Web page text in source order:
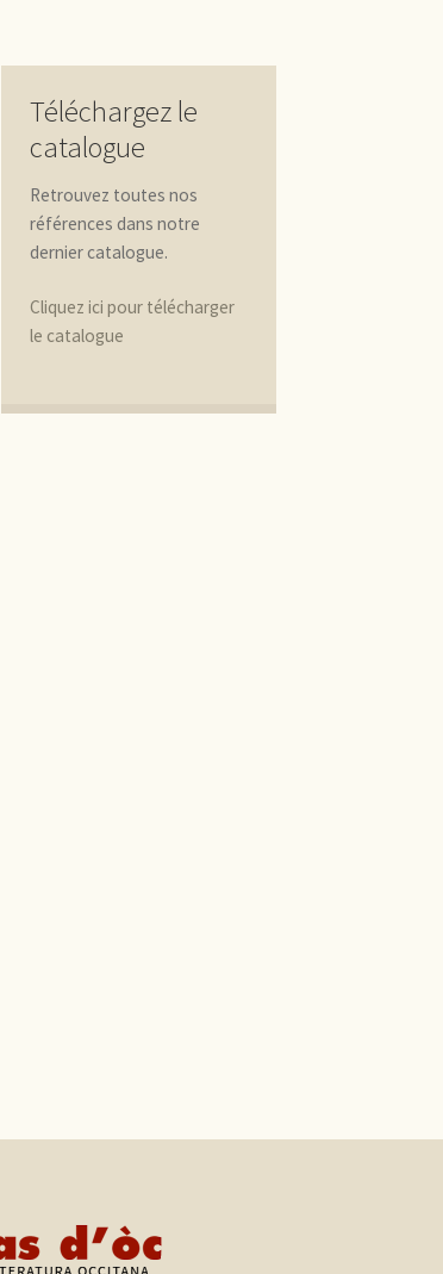
Téléchargez le
catalogue
Retrouvez toutes nos
références dans notre
dernier catalogue.
Cliquez ici pour télécharger
le catalogue